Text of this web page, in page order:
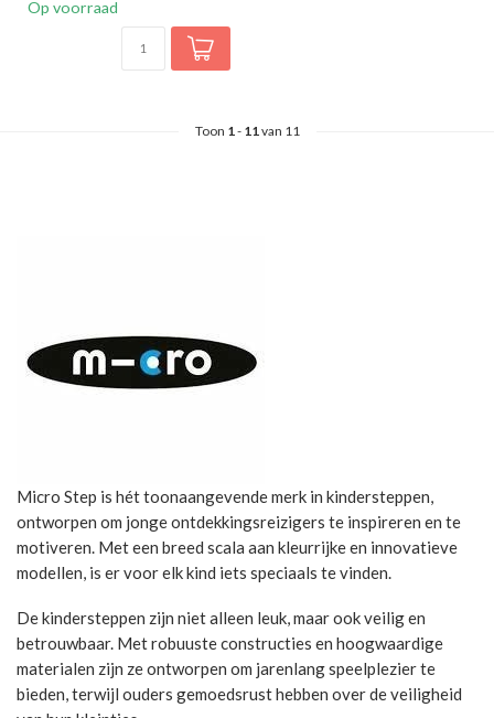
Op voorraad
Toon 1- 11van 11
Micro Step is hét toonaangevende merk in kindersteppen,
ontworpen om jonge ontdekkingsreizigers te inspireren en te
motiveren. Met een breed scala aan kleurrijke en innovatieve
modellen, is er voor elk kind iets speciaals te vinden.
De kindersteppen zijn niet alleen leuk, maar ook veilig en
betrouwbaar. Met robuuste constructies en hoogwaardige
materialen zijn ze ontworpen om jarenlang speelplezier te
bieden, terwijl ouders gemoedsrust hebben over de veiligheid